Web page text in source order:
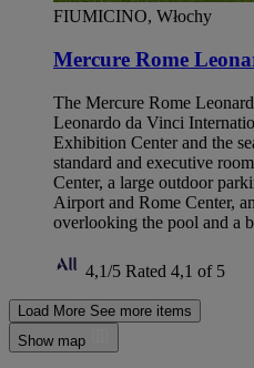
FIUMICINO, Włochy
Mercure Rome
The Mercure Rome
Leonardo da Vinci
Exhibition Center and the
standard and executive
Center, a large outdoor
Airport and Rome Center,
overlooking the pool and a
4,1/5 Rated 4,1 of 5
Load More See more items
Show map